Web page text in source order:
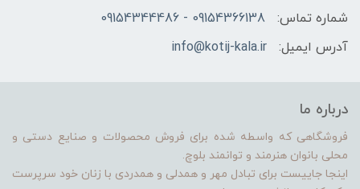
شماره تماس:
09154366138 - 09154344486
آدرس ایمیل:
info@kotij-kala.ir
درباره ما
فروشگاهی که واسطه شده برای فروش محصولات و صنایع دستی و
محلی بانوان هنرمند و توانمند بلوچ.
اینجا جاییست برای تبادل مهر و همدلی و همدردی با زنان خود سرپرست